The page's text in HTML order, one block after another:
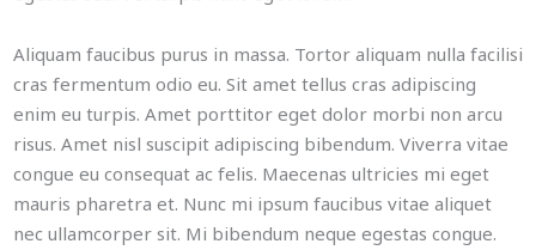
Aliquam faucibus purus in massa. Tortor aliquam nulla facilisi
cras fermentum odio eu. Sit amet tellus cras adipiscing
enim eu turpis. Amet porttitor eget dolor morbi non arcu
risus. Amet nisl suscipit adipiscing bibendum. Viverra vitae
congue eu consequat ac felis. Maecenas ultricies mi eget
mauris pharetra et. Nunc mi ipsum faucibus vitae aliquet
nec ullamcorper sit. Mi bibendum neque egestas congue.